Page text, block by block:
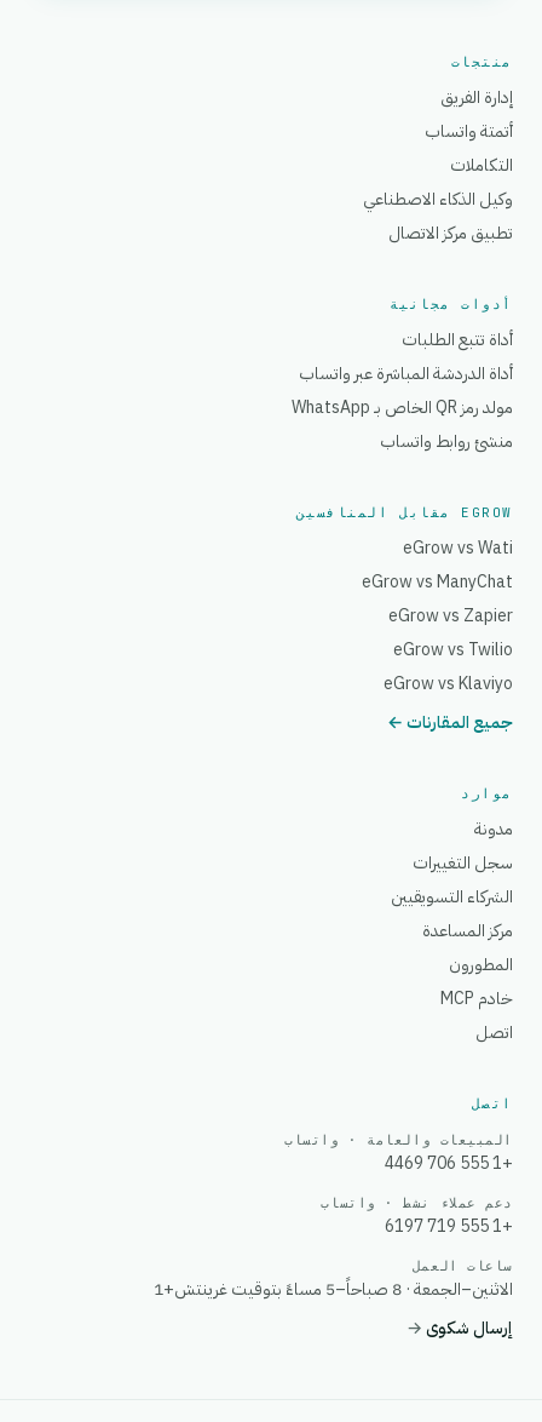
منتجات
إدارة الفريق
أتمتة واتساب
التكاملات
وكيل الذكاء الاصطناعي
تطبيق مركز الاتصال
أدوات مجانية
أداة تتبع الطلبات
أداة الدردشة المباشرة عبر واتساب
مولد رمز QR الخاص بـ WhatsApp
منشئ روابط واتساب
EGROW مقابل المنافسين
eGrow vs Wati
eGrow vs ManyChat
eGrow vs Zapier
eGrow vs Twilio
eGrow vs Klaviyo
جميع المقارنات ←
موارد
مدونة
سجل التغييرات
الشركاء التسويقيين
مركز المساعدة
المطورون
خادم MCP
اتصل
اتصل
المبيعات والعامة · واتساب
+1 555 706 4469
دعم عملاء نشط · واتساب
+1 555 719 6197
ساعات العمل
الاثنين–الجمعة · 8 صباحاً–5 مساءً بتوقيت غرينتش+1
إرسال شكوى→